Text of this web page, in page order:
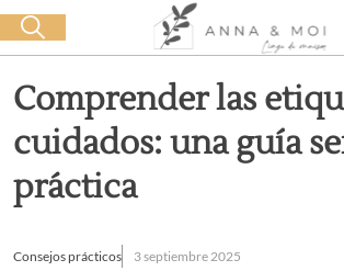
Oferta de entrega a partir de 60€ de compra
Iniciar búsqueda
Comprender las
cuidados: una guía
práctica
Consejos prácticos 3 septiembre 2025